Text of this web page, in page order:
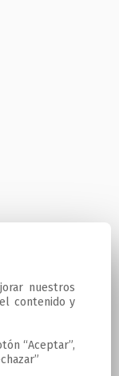
nuestros
contenido y
“Aceptar”,